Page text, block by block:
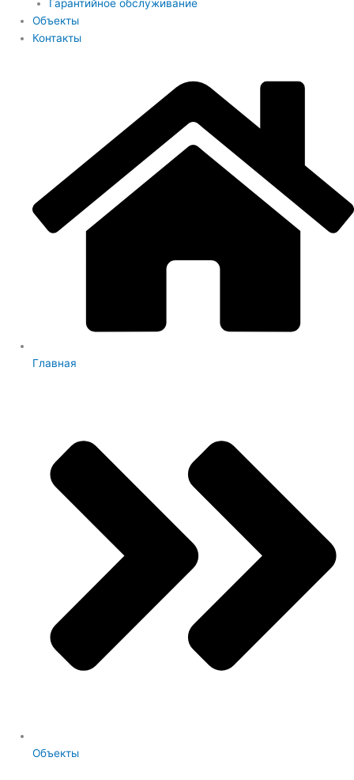
Гарантийное обслуживание
Объекты
Контакты
Главная
Объекты